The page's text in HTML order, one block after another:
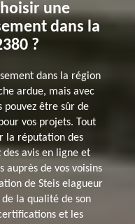
une
dans la
?
dans la région
ardue, mais avec
pouvez être sûr de
vos projets. Tout
la réputation des
des avis en ligne et
auprès de vos voisins
de Steis elagueur
la qualité de son
et les